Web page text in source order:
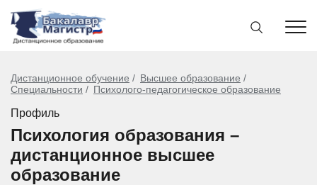
Дистанционное обучение
Высшее образование
Специальности
Психолого-педагогическое образование
Профиль
Психология образования –
дистанционное высшее
образование